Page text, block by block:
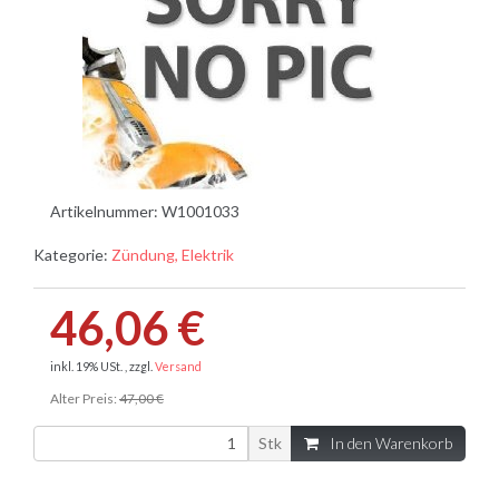
Artikelnummer: W1001033
Kategorie: Zündung, Elektrik
46,06 €
inkl. 19% USt. , zzgl. Versand
Alter Preis: 47,00 €
Stk In den Warenkorb